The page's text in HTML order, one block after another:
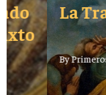
La
-
By Primeros